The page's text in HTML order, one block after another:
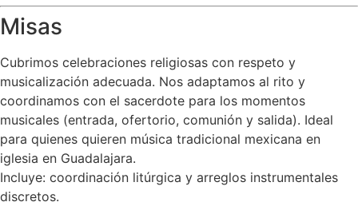
Misas
Cubrimos celebraciones religiosas con respeto y
musicalización adecuada. Nos adaptamos al rito y
coordinamos con el sacerdote para los momentos
musicales (entrada, ofertorio, comunión y salida). Ideal
para quienes quieren música tradicional mexicana en
iglesia en Guadalajara.
Incluye: coordinación litúrgica y arreglos instrumentales
discretos.